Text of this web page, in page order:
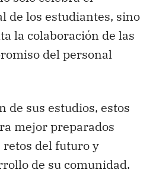
de los estudiantes, sino
la colaboración de las
del personal
de sus estudios, estos
mejor preparados
del futuro y
de su comunidad.